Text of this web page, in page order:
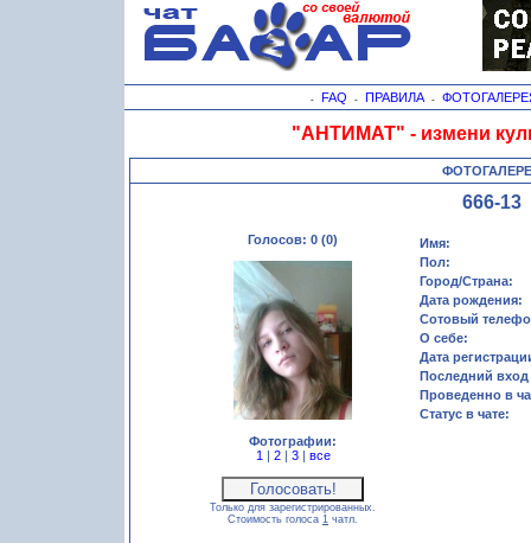
- FAQ - ПРАВИЛА-
"АНТИМАТ" - измени
666-13
Голосов: 0 (0)
Фотографии:
1 | 2| 3| все
Только для зарегистрированных.
Стоимость голоса 1 чатл.
Имя:
Пол:
Город/Страна:
Дата рождения:
Сотовый
О себе:
Дата
Последний вход
Проведенно в
Статус в чате: